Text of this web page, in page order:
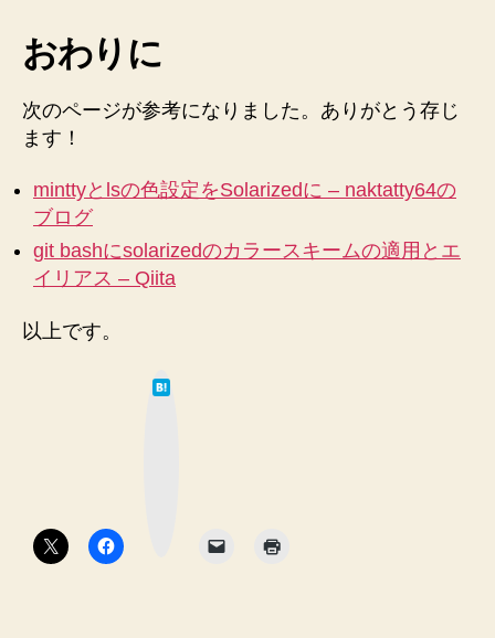
おわりに
次のページが参考になりました。ありがとう存じ
ます！
minttyとlsの色設定をSolarizedに – naktatty64の
ブログ
git bashにsolarizedのカラースキームの適用とエ
イリアス – Qiita
以上です。